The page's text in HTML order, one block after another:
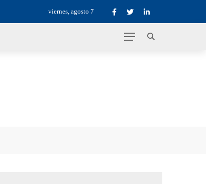
viernes, agosto 7